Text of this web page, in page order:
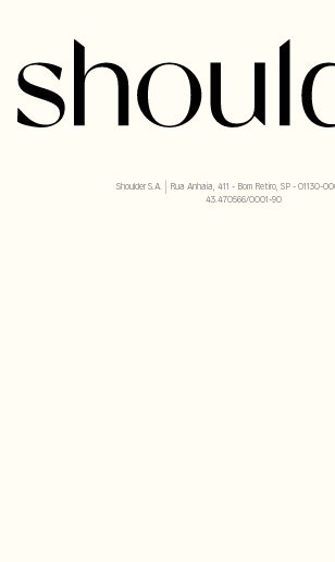
Shoulder S.A. | Rua Anhaia, 411 - Bom Retiro, SP - 01130-
43.470566/0001-90